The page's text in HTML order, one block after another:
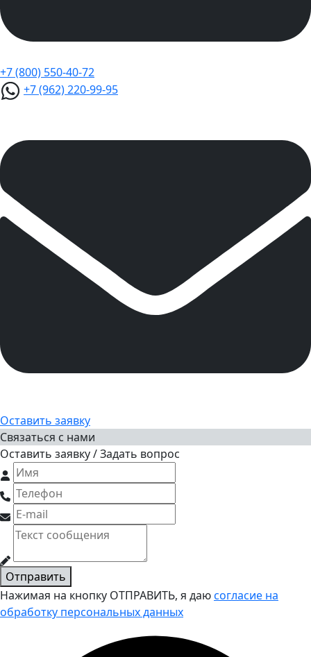
+7 (800) 550-40-72
+7 (962) 220-99-95
Оставить заявку
Связаться с нами
Оставить заявку / Задать вопрос
Отправить
Нажимая на кнопку ОТПРАВИТЬ, я даюсогласие на
обработку персональных данных